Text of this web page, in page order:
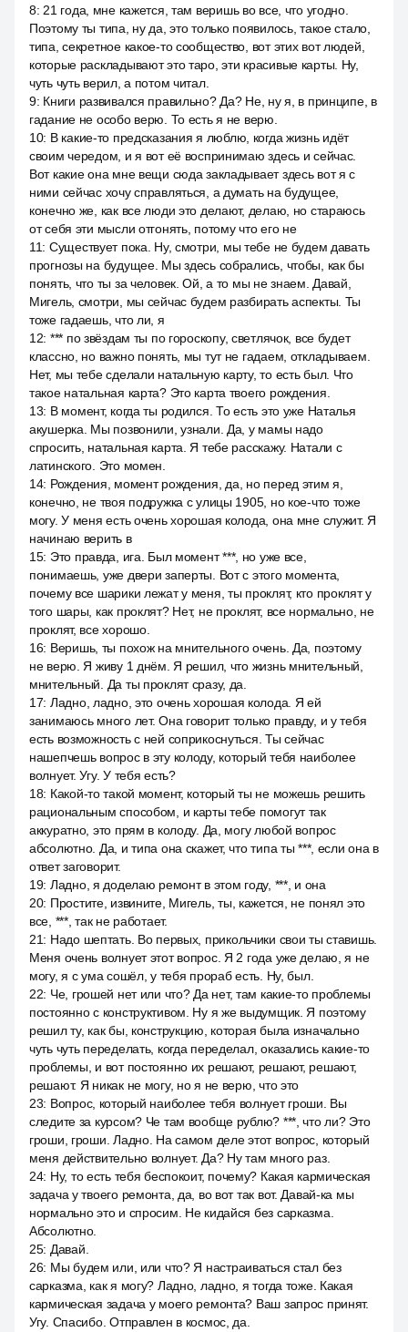
8: 21 года, мне кажется, там веришь во все, что угодно.
Поэтому ты типа, ну да, это только появилось, такое стало,
типа, секретное какое-то сообщество, вот этих вот людей,
которые раскладывают это таро, эти красивые карты. Ну,
чуть чуть верил, а потом читал.
9: Книги развивался правильно? Да? Не, ну я, в принципе, в
гадание не особо верю. То есть я не верю.
10: В какие-то предсказания я люблю, когда жизнь идёт
своим чередом, и я вот её воспринимаю здесь и сейчас.
Вот какие она мне вещи сюда закладывает здесь вот я с
ними сейчас хочу справляться, а думать на будущее,
конечно же, как все люди это делают, делаю, но стараюсь
от себя эти мысли отгонять, потому что его не
11: Существует пока. Ну, смотри, мы тебе не будем давать
прогнозы на будущее. Мы здесь собрались, чтобы, как бы
понять, что ты за человек. Ой, а то мы не знаем. Давай,
Мигель, смотри, мы сейчас будем разбирать аспекты. Ты
тоже гадаешь, что ли, я
12: *** по звёздам ты по гороскопу, светлячок, все будет
классно, но важно понять, мы тут не гадаем, откладываем.
Нет, мы тебе сделали натальную карту, то есть был. Что
такое натальная карта? Это карта твоего рождения.
13: В момент, когда ты родился. То есть это уже Наталья
акушерка. Мы позвонили, узнали. Да, у мамы надо
спросить, натальная карта. Я тебе расскажу. Натали с
латинского. Это момен.
14: Рождения, момент рождения, да, но перед этим я,
конечно, не твоя подружка с улицы 1905, но кое-что тоже
могу. У меня есть очень хорошая колода, она мне служит. Я
начинаю верить в
15: Это правда, ига. Был момент ***, но уже все,
понимаешь, уже двери заперты. Вот с этого момента,
почему все шарики лежат у меня, ты проклят, кто проклят у
того шары, как проклят? Нет, не проклят, все нормально, не
проклят, все хорошо.
16: Веришь, ты похож на мнительного очень. Да, поэтому
не верю. Я живу 1 днём. Я решил, что жизнь мнительный,
мнительный. Да ты проклят сразу, да.
17: Ладно, ладно, это очень хорошая колода. Я ей
занимаюсь много лет. Она говорит только правду, и у тебя
есть возможность с ней соприкоснуться. Ты сейчас
нашепчешь вопрос в эту колоду, который тебя наиболее
волнует. Угу. У тебя есть?
18: Какой-то такой момент, который ты не можешь решить
рациональным способом, и карты тебе помогут так
аккуратно, это прям в колоду. Да, могу любой вопрос
абсолютно. Да, и типа она скажет, что типа ты ***, если она в
ответ заговорит.
19: Ладно, я доделаю ремонт в этом году, ***, и она
20: Простите, извините, Мигель, ты, кажется, не понял это
все, ***, так не работает.
21: Надо шептать. Во первых, прикольчики свои ты ставишь.
Меня очень волнует этот вопрос. Я 2 года уже делаю, я не
могу, я с ума сошёл, у тебя прораб есть. Ну, был.
22: Че, грошей нет или что? Да нет, там какие-то проблемы
постоянно с конструктивом. Ну я же выдумщик. Я поэтому
решил ту, как бы, конструкцию, которая была изначально
чуть чуть переделать, когда переделал, оказались какие-то
проблемы, и вот постоянно их решают, решают, решают,
решают. Я никак не могу, но я не верю, что это
23: Вопрос, который наиболее тебя волнует гроши. Вы
следите за курсом? Че там вообще рублю? ***, что ли? Это
гроши, гроши. Ладно. На самом деле этот вопрос, который
меня действительно волнует. Да? Ну там много раз.
24: Ну, то есть тебя беспокоит, почему? Какая кармическая
задача у твоего ремонта, да, во вот так вот. Давай-ка мы
нормально это и спросим. Не кидайся без сарказма.
Абсолютно.
25: Давай.
26: Мы будем или, или что? Я настраиваться стал без
сарказма, как я могу? Ладно, ладно, я тогда тоже. Какая
кармическая задача у моего ремонта? Ваш запрос принят.
Угу. Спасибо. Отправлен в космос, да.